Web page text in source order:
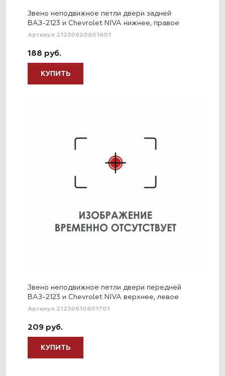
Звено неподвижное петли двери задней
ВАЗ-2123 и Chevrolet NIVA нижнее, правое
Артикул 21230620601601
188 руб.
КУПИТЬ
Звено неподвижное петли двери передней
ВАЗ-2123 и Chevrolet NIVA верхнее, левое
Артикул 21230610601701
209 руб.
КУПИТЬ